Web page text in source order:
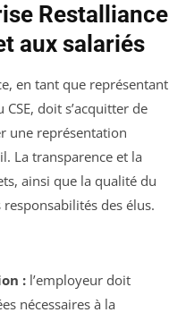
Restalliance
aux salariés
en tant que représentant
doit s’acquitter de
une représentation
La transparence et la
ainsi que la qualité du
des élus.
:l’employeur doit
nécessaires à la